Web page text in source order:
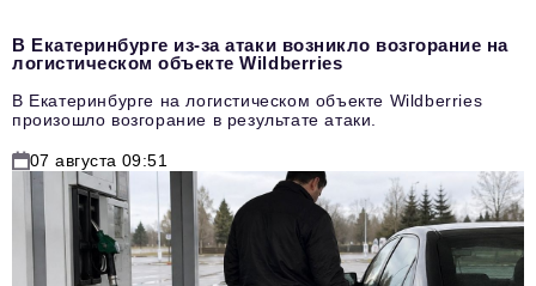
В Екатеринбурге из-за атаки возникло возгорание на
логистическом объекте Wildberries
В Екатеринбурге на логистическом объекте Wildberries
произошло возгорание в результате атаки.
07 августа 09:51